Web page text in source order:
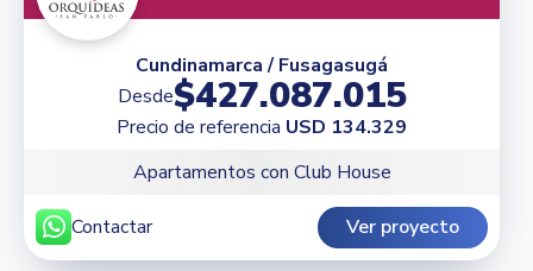
Cundinamarca / Fusagasugá
Desde$427.087.015
Precio de referencia USD 134.329
Apartamentos con Club House
Contactar Ver proyecto